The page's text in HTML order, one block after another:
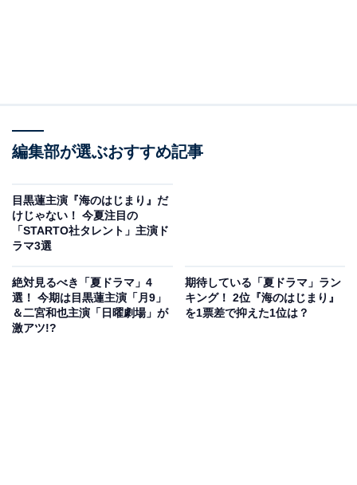
編集部が選ぶおすすめ記事
目黒蓮主演『海のはじまり』だ
けじゃない！ 今夏注目の
「STARTO社タレント」主演ド
ラマ3選
絶対見るべき「夏ドラマ」4
選！ 今期は目黒蓮主演「月9」
＆二宮和也主演「日曜劇場」が
激アツ!?
期待している「夏ドラマ」ラン
キング！ 2位『海のはじまり』
を1票差で抑えた1位は？